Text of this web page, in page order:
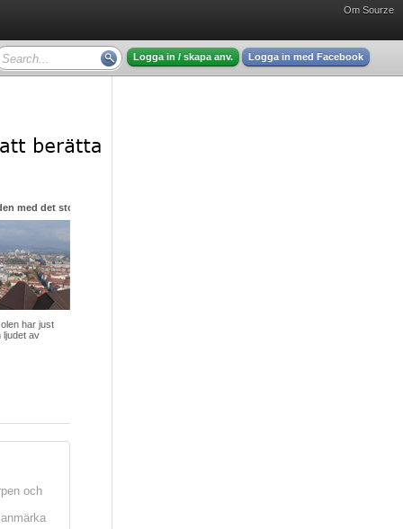
Om Sourze
Logga in / skapa anv. Logga in med Facebook
med det stora hjärtat
har just
ljudet av
och